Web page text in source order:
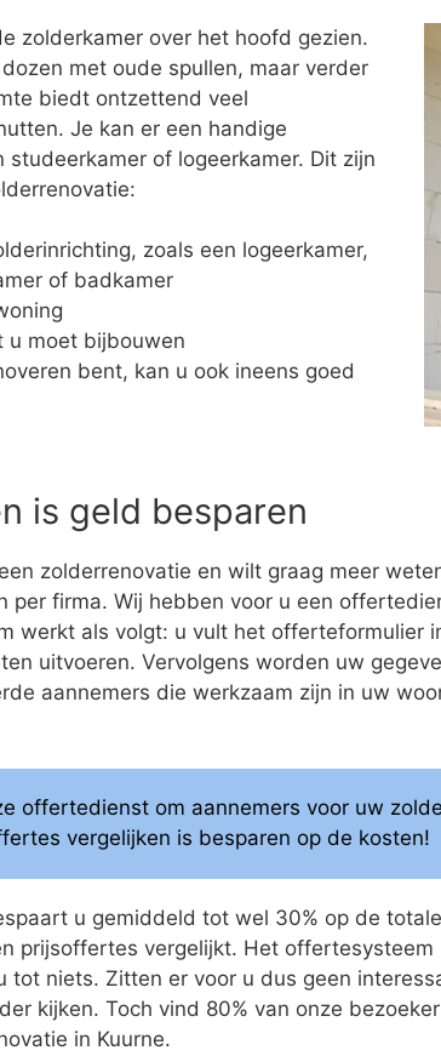
zolderkamer over het hoofd gezien.
met oude spullen, maar verder
biedt ontzettend veel
Je kan er een handige
of logeerkamer. Dit zijn
zoals een logeerkamer,
of badkamer
u moet bijbouwen
bent, kan u ook ineens goed
is geld besparen
zolderrenovatie en wilt graag meer
per firma. Wij hebben voor u een
werkt als volgt: u vult het offerteformulier
uitvoeren. Vervolgens worden uw
aannemers die werkzaam zijn in uw
offertedienst om aannemers voor uw
vergelijken is besparen op de kosten!
u gemiddeld tot wel 30% op de
prijsoffertes vergelijkt. Het offertesysteem
tot niets. Zitten er voor u dus geen
kijken. Toch vind 80% van onze
in Kuurne.